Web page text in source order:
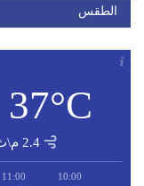
الطقس
37°C
2.4 م\ث
10:00
11:00